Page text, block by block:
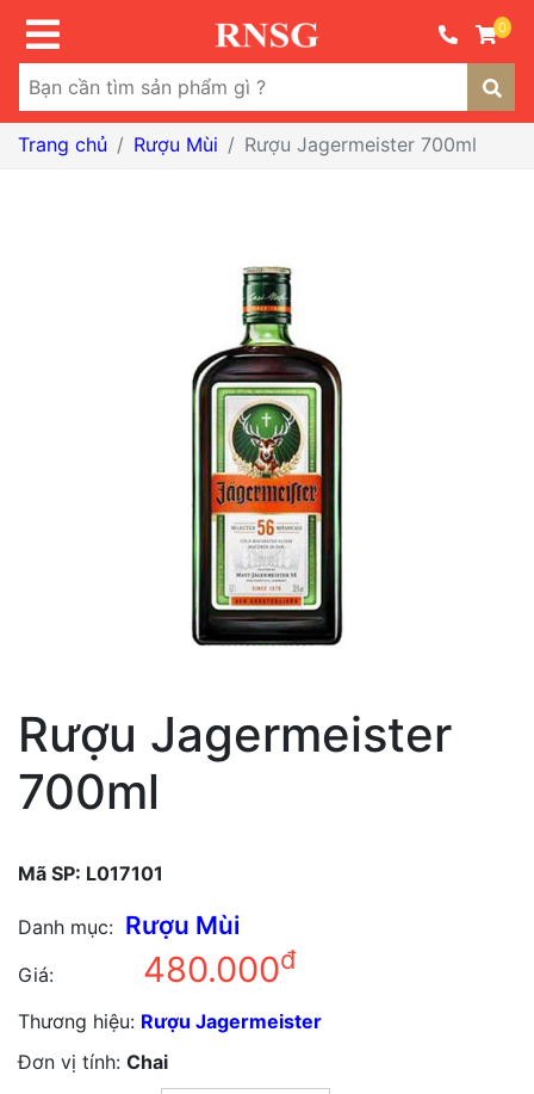
0
Trang chủ Rượu Mùi Rượu Jagermeister 700ml
Rượu Jagermeister
700ml
Mã SP: L017101
Danh mục: Rượu Mùi
Giá: 480.000đ
Thương hiệu: Rượu Jagermeister
Đơn vị tính: Chai